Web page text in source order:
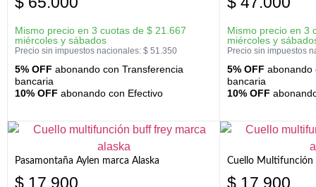
Mismo precio en 3 cuotas de $ 21.667
miércoles y sábados
Precio sin impuestos nacionales: $ 51.350
5% OFF abonando con Transferencia
bancaria
10% OFF abonando con Efectivo
Mismo precio en 3
miércoles y
Precio sin impuestos
5% OFF abonando
bancaria
10% OFF
Pasamontaña Aylen marca Alaska
$ 17.900
Cuello Multifunción
$ 17.900